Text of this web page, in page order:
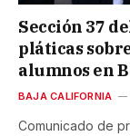
Sección 37
pláticas
alumnos en
BAJA CALIFORNIA
Comunicado de